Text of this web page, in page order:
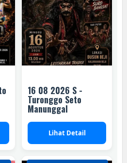
16 08 2026 S -
Turonggo Seto
Manunggal
Lihat Detail